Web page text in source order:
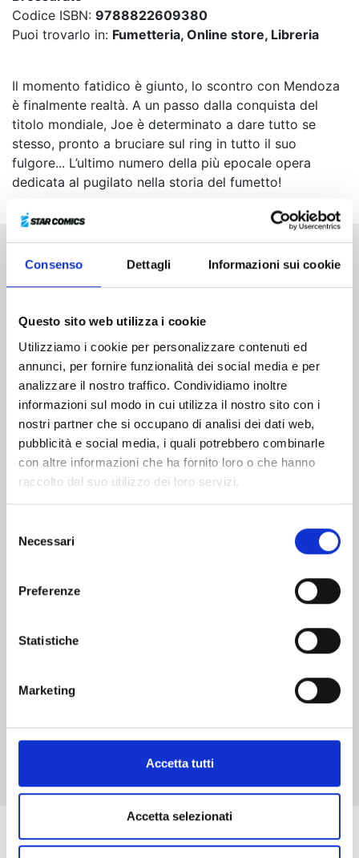
Consenso Dettagli Informazioni sui cookie
Questo sito web utilizza i cookie
Utilizziamo i cookie per personalizzare contenuti ed
annunci, per fornire funzionalità dei social media e per
analizzare il nostro traffico. Condividiamo inoltre
informazioni sul modo in cui utilizza il nostro sito con i
nostri partner che si occupano di analisi dei dati web,
pubblicità e social media, i quali potrebbero combinarle
con altre informazioni che ha fornito loro o che hanno
raccolto dal suo utilizzo dei loro servizi.
delNecessari
Preferenze
Statistiche
Marketing
Accetta tutti
Accetta selezionati
Codice ISBN: 9788822609380
Puoi trovarlo in: Fumetteria, Online store, Libreria
Il momento fatidico è giunto, lo scontro con Mendoza
è finalmente realtà. A un passo dalla conquista del
titolo mondiale, Joe è determinato a dare tutto se
stesso, pronto a bruciare sul ring in tutto il suo
fulgore... L’ultimo numero della più epocale opera
dedicata al pugilato nella storia del fumetto!
Altri volumi della serie
ROCKY JOE PERFECT EDITION n. 12
Mostra tutto
Se ti è piaciuto prova anche: